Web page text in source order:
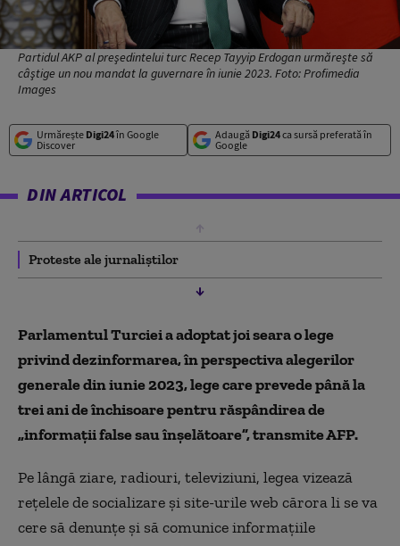
Partidul AKP al preşedintelui turc Recep Tayyip Erdogan urmăreşte să
câştige un nou mandat la guvernare în iunie 2023. Foto: Profimedia
Images
Urmărește Digi24în Google
Discover
Adaugă Digi24ca sursă preferată în
Google
DIN ARTICOL
Proteste ale jurnaliștilor
Parlamentul Turciei a adoptat joi seara o lege
privind dezinformarea, în perspectiva alegerilor
generale din iunie 2023, lege care prevede până la
trei ani de închisoare pentru răspândirea de
„informaţii false sau înşelătoare”, transmite AFP.
Pe lângă ziare, radiouri, televiziuni, legea vizează
reţelele de socializare şi site-urile web cărora li se va
cere să denunţe şi să comunice informaţiile